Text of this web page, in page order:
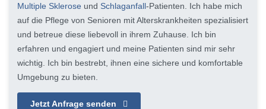
Multiple Sklerose und Schlaganfall-Patienten. Ich habe mich
auf die Pflege von Senioren mit Alterskrankheiten spezialisiert
und betreue diese liebevoll in ihrem Zuhause. Ich bin
erfahren und engagiert und meine Patienten sind mir sehr
wichtig. Ich bin bestrebt, ihnen eine sichere und komfortable
Umgebung zu bieten.
Jetzt Anfrage senden